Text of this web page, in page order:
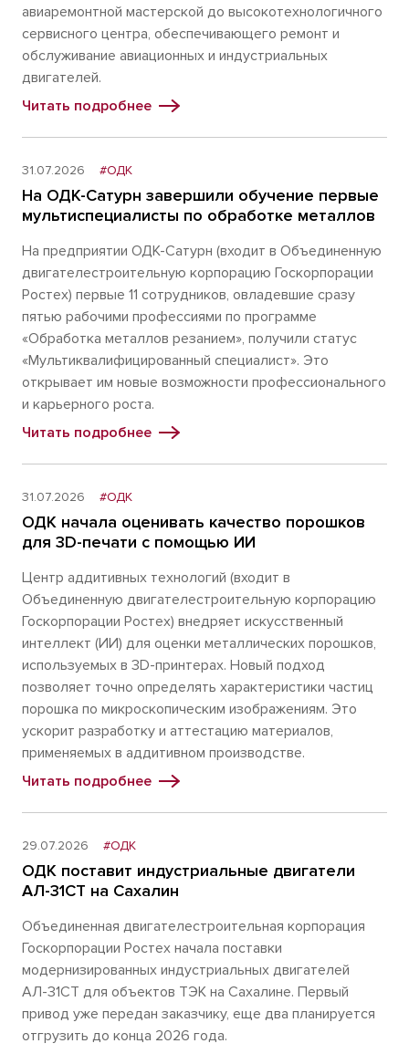
авиаремонтной мастерской до высокотехнологичного
сервисного центра, обеспечивающего ремонт и
обслуживание авиационных и индустриальных
двигателей.
Читать подробнее
31.07.2026 #ОДК
На ОДК-Сатурн завершили обучение первые
мультиспециалисты по обработке металлов
На предприятии ОДК-Сатурн (входит в Объединенную
двигателестроительную корпорацию Госкорпорации
Ростех) первые 11 сотрудников, овладевшие сразу
пятью рабочими профессиями по программе
«Обработка металлов резанием», получили статус
«Мультиквалифицированный специалист». Это
открывает им новые возможности профессионального
и карьерного роста.
Читать подробнее
31.07.2026 #ОДК
ОДК начала оценивать качество порошков
для 3D-печати с помощью ИИ
Центр аддитивных технологий (входит в
Объединенную двигателестроительную корпорацию
Госкорпорации Ростех) внедряет искусственный
интеллект (ИИ) для оценки металлических порошков,
используемых в 3D-принтерах. Новый подход
позволяет точно определять характеристики частиц
порошка по микроскопическим изображениям. Это
ускорит разработку и аттестацию материалов,
применяемых в аддитивном производстве.
Читать подробнее
29.07.2026 #ОДК
ОДК поставит индустриальные двигатели
АЛ-31СТ на Сахалин
Объединенная двигателестроительная корпорация
Госкорпорации Ростех начала поставки
модернизированных индустриальных двигателей
АЛ-31СТ для объектов ТЭК на Сахалине. Первый
привод уже передан заказчику, еще два планируется
отгрузить до конца 2026 года.